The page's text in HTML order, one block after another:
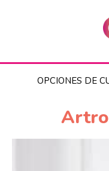
OPCIONES DE